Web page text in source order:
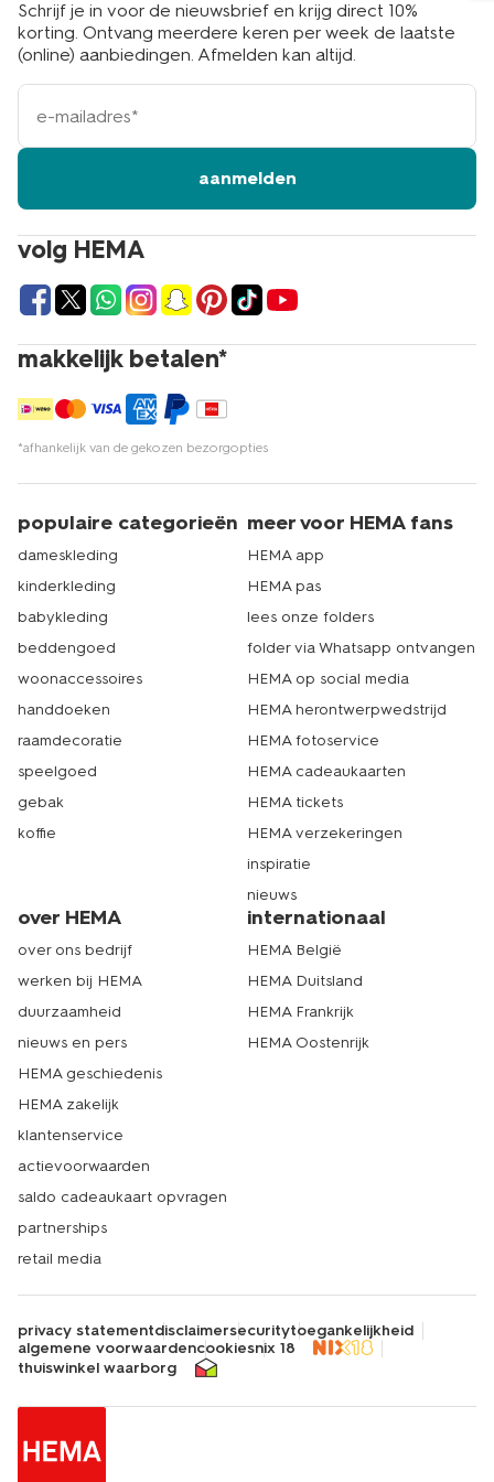
volg HEMA
makkelijk betalen*
*afhankelijk van de gekozen bezorgopties
Schrijf je in voor de nieuwsbrief en krijg direct 10%
korting. Ontvang meerdere keren per week de laatste
(online) aanbiedingen. Afmelden kan altijd.
e-
mailadres
aanmelden
populaire categorieën
dameskleding
kinderkleding
babykleding
beddengoed
woonaccessoires
handdoeken
raamdecoratie
speelgoed
gebak
koffie
meer voor HEMA fans
HEMA app
HEMA pas
lees onze folders
folder via Whatsapp ontvangen
HEMA op social media
HEMA herontwerpwedstrijd
HEMA fotoservice
HEMA cadeaukaarten
HEMA tickets
HEMA verzekeringen
inspiratie
nieuws
over HEMA
over ons bedrijf
werken bij HEMA
duurzaamheid
nieuws en pers
HEMA geschiedenis
HEMA zakelijk
klantenservice
actievoorwaarden
saldo cadeaukaart opvragen
partnerships
retail media
internationaal
HEMA België
HEMA Duitsland
HEMA Frankrijk
HEMA Oostenrijk
privacy statementdisclaimersecuritytoegankelijkheid
algemene voorwaardencookiesnix 18
thuiswinkel waarborg